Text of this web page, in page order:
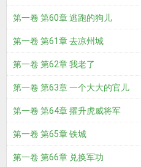
第一卷 第60章 逃跑的狗儿
第一卷 第61章 去凉州城
第一卷 第62章 我老了
第一卷 第63章 一个大大的官儿
第一卷 第64章 擢升虎威将军
第一卷 第65章 铁城
第一卷 第66章 兑换军功